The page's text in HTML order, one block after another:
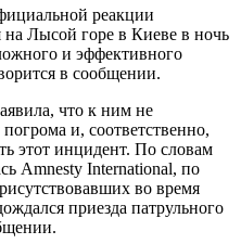
реакции
на Лысой горе в Киеве в ночь
и эффективного
в сообщении.
что к ним не
и, соответственно,
этот инцидент. По словам
Amnesty International, по
во время
приезда патрульного